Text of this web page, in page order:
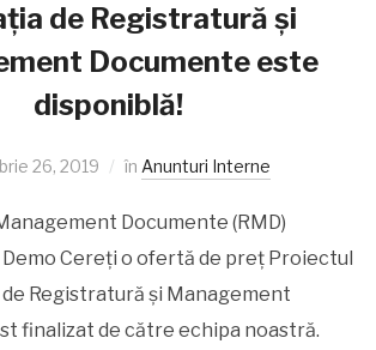
de Registratură și
Documente este
disponiblă!
26, 2019 în Anunturi Interne
Documente (RMD)
Cereți o ofertă de preț Proiectul
Registratură și Management
finalizat de către echipa noastră.